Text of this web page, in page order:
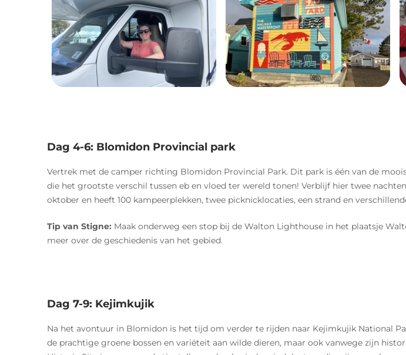
Dag 4-6: Blomidon Provincial park
Vertrek met de camper richting Blomidon Provincial Park. Dit park is één van de
die het grootste verschil tussen eb en vloed ter wereld tonen! Verblijf hier twee
oktober en heeft 100 kampeerplekken, twee picknicklocaties, een strand en
Tip van Stigne: Maak onderweg een stop bij de Walton Lighthouse in het plaatsje
meer over de geschiedenis van het gebied.
Dag 7-9: Kejimkujik
Na het avontuur in Blomidon is het tijd om verder te rijden naar Kejimkujik National
de prachtige groene bossen en variëteit aan wilde dieren, maar ook vanwege zijn